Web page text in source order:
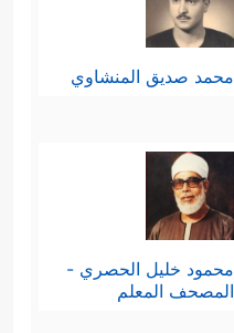
محمد صديق المنشاوي
محمود خليل الحصري -
المصحف المعلم